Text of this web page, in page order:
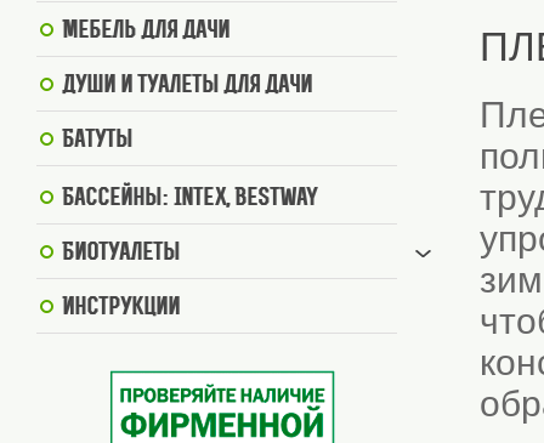
Мебель для дачи
Души и туалеты для дачи
Батуты
Бассейны: Intex, BestWay
Биотуалеты
Инструкции